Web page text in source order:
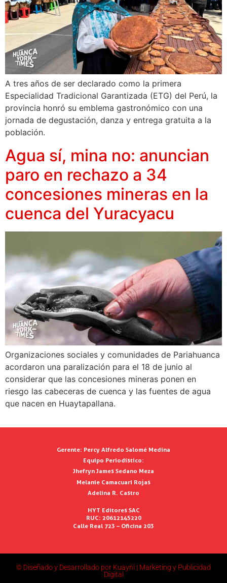
A tres años de ser declarado como la primera
Especialidad Tradicional Garantizada (ETG) del Perú, la
provincia honró su emblema gastronómico con una
jornada de degustación, danza y entrega gratuita a la
población.
Agua sí, mina no: anuncian
paro en rechazo a 34
concesiones mineras en la
cuenca del Yuracyacu
Organizaciones sociales y comunidades de Pariahuanca
acordaron una paralización para el 18 de junio al
considerar que las concesiones mineras ponen en
riesgo las cabeceras de cuenca y las fuentes de agua
que nacen en Huaytapallana.
Gerente: Percy Alfredo Salomé Medina
Equipo Periodístico:
Jhefryn James Sedano Meza
Melanie Camacuari Rojas
Adelina R. Castro
HYT Editores SAC
RUC: 20612145220
Calle Real 723 – Oficina 203
© Diseñado y Desarrollado por Kuayni | Marketing y Publicidad
Digital